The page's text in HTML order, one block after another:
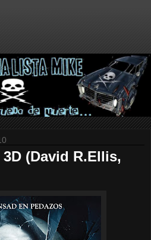
(David R.Ellis,